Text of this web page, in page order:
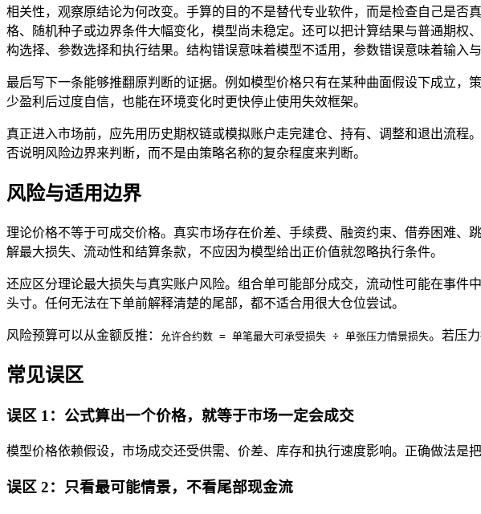
相关性，观察原结论为何改变。手算的目的不是替代专业软件，而是检查自己是
格、随机种子或边界条件大幅变化，模型尚未稳定。还可以把计算结果与普通期
构选择、参数选择和执行结果。结构错误意味着模型不适用，参数错误意味着输入
最后写下一条能够推翻原判断的证据。例如模型价格只有在某种曲面假设下成立
少盈利后过度自信，也能在环境变化时更快停止使用失效框架。
真正进入市场前，应先用历史期权链或模拟账户走完建仓、持有、调整和退出流
否说明风险边界来判断，而不是由策略名称的复杂程度来判断。
风险与适用边界
理论价格不等于可成交价格。真实市场存在价差、手续费、融资约束、借券困难
解最大损失、流动性和结算条款，不应因为模型给出正价值就忽略执行条件。
还应区分理论最大损失与真实账户风险。组合单可能部分成交，流动性可能在事
头寸。任何无法在下单前解释清楚的尾部，都不适合用很大仓位尝试。
风险预算可以从金额反推： 允许合约数 = 单笔最大可承受损失 ÷ 单张压力情景损失。若压
常见误区
误区 1：公式算出一个价格，就等于市场一定会成交
模型价格依赖假设，市场成交还受供需、价差、库存和执行速度影响。正确做法是
误区 2：只看最可能情景，不看尾部现金流